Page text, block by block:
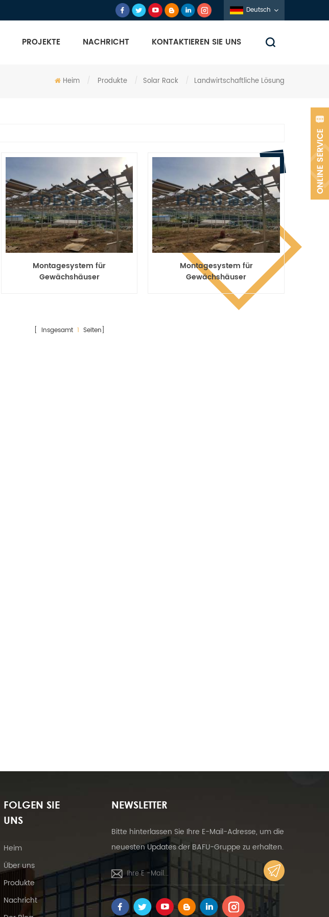
Deutsch
PROJEKTE NACHRICHT KONTAKTIEREN SIE UNS
Heim / Produkte / Solar Rack / Landwirtschaftliche Lösung
Montagesystem für
Gewächshäuser
Montagesystem für
Gewächshäuser
[ Insgesamt 1 Seiten]
FOLGEN SIE
UNS
Heim
Über uns
Produkte
Nachricht
NEWSLETTER
Bitte hinterlassen Sie Ihre E-Mail-Adresse, um die
neuesten Updates der BAFU-Gruppe zu erhalten.